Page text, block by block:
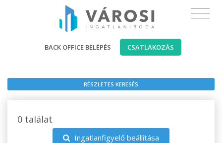
BACK OFFICE BELÉPÉS CSATLAKOZÁS
RÉSZLETES KERESÉS
0 találat
Ingatlanfigyelő beállítása